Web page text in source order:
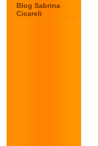
Blog Sabrina
Cicareli